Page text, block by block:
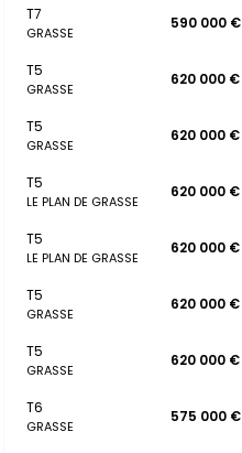
T7
GRASSE
590 000 €
T5
GRASSE
620 000 €
T5
GRASSE
620 000 €
T5
LE PLAN DE GRASSE
620 000 €
T5
LE PLAN DE GRASSE
620 000 €
T5
GRASSE
620 000 €
T5
GRASSE
620 000 €
T6
GRASSE
575 000 €